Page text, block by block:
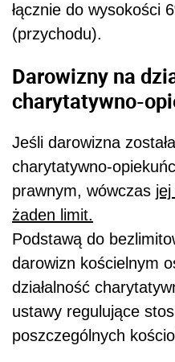
łącznie do wysokości
(przychodu).
Darowizny na
charytatywno-
Jeśli darowizna
charytatywno-
prawnym, wówczas
żaden limit.
Podstawą do
darowizn kościelnym
działalność
ustawy regulujące
poszczególnych